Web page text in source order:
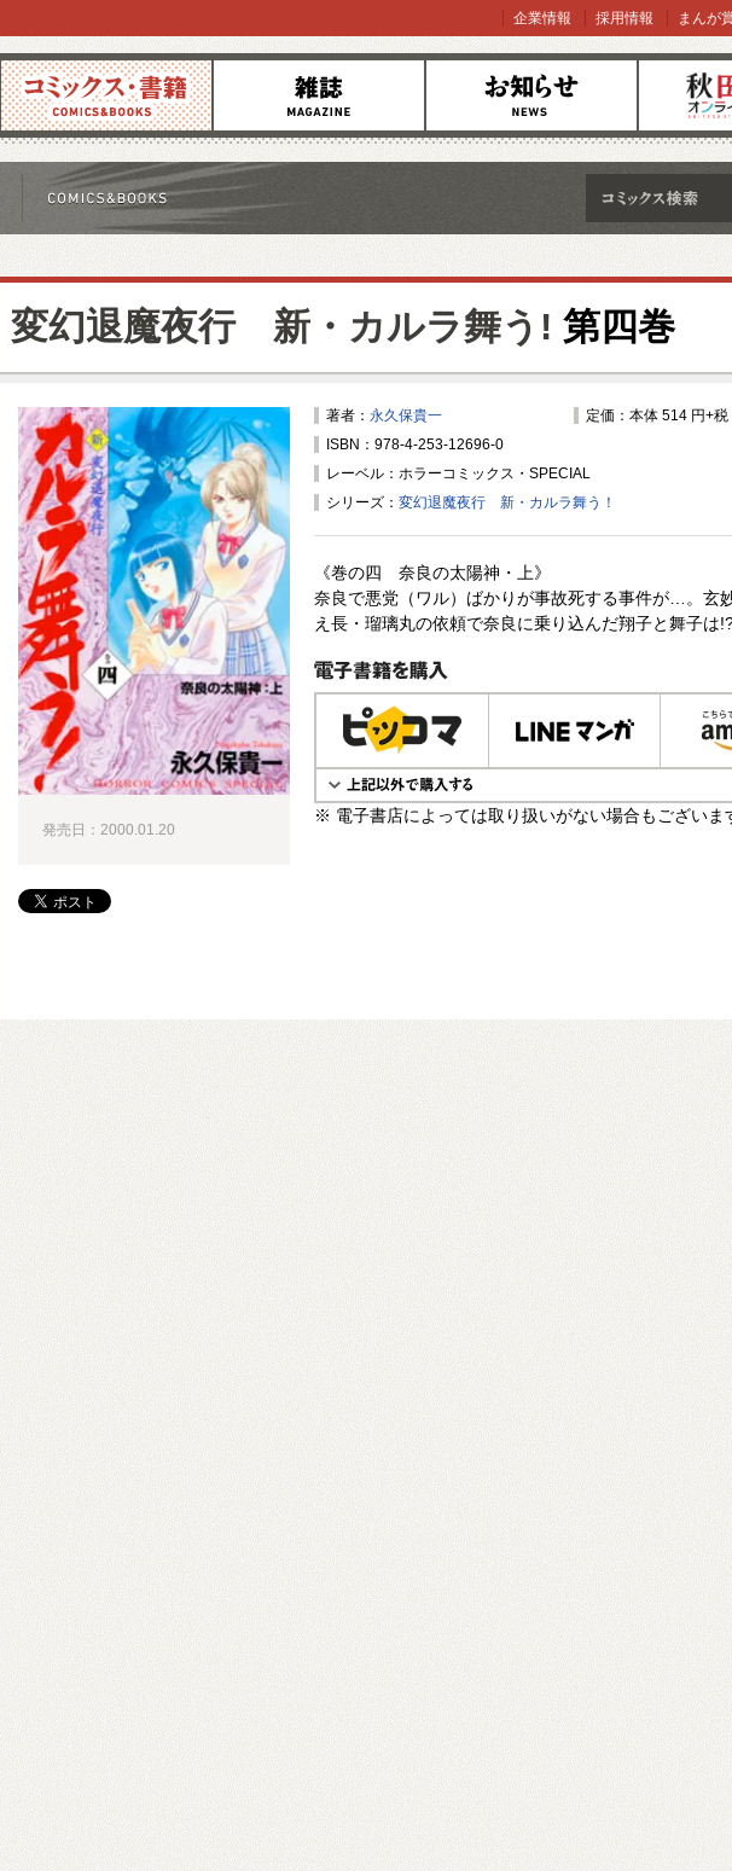
コミックス 雑誌 お知らせ オンラインシ
企業情報 採用情報 まんが
変幻退魔夜行 新・カルラ舞う! 第四巻
著者： 永久保貴一
定価：本体 514 円+税
ISBN：978-4-253-12696-0
レーベル：ホラーコミックス・SPECIAL
シリーズ： 変幻退魔夜行 新・カルラ舞う！
《巻の四 奈良の太陽神・上》
奈良で悪党（ワル）ばかりが事故死する事件が…。玄
え長・瑠璃丸の依頼で奈良に乗り込んだ翔子と舞子は
電子書籍で購入
※ 電子書店によっては取り扱いがない場合もございま
発売日：2000.01.20